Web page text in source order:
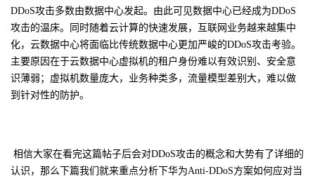
DDoS攻击多数由数据中心发起。由此可见数据中心已经成为DDoS
攻击的温床。同时随着云计算的快速发展，互联网业务越来越集中
化，云数据中心将面临比传统数据中心更加严峻的DDoS攻击考验。
主要原因在于云数据中心虚拟机的租户身份难以有效识别、安全意
识薄弱；虚拟机数量庞大，业务种类多，流量模型差别大，难以做
到针对性的防护。
相信大家在看完这篇帖子后会对DDoS攻击的概念和大势有了详细的
认识，那么下篇我们就来重点分析下华为Anti-DDoS方案如何应对当